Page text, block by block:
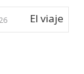
El viaje del